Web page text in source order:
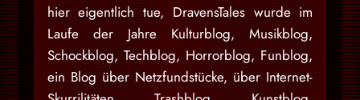
hier eigentlich tue, DravensTales wurde im
Laufe der Jahre Kulturblog, Musikblog,
Schockblog, Techblog, Horrorblog, Funblog,
ein Blog über Netzfundstücke, über Internet-